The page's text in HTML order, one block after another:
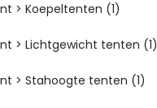
> Koepeltenten (1)
> Lichtgewicht tenten (1)
> Stahoogte tenten (1)